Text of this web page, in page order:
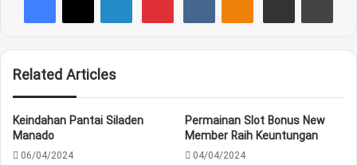
Related Articles
Keindahan Pantai Siladen
Manado
06/04/2024
Permainan Slot Bonus New
Member Raih Keuntungan
04/04/2024